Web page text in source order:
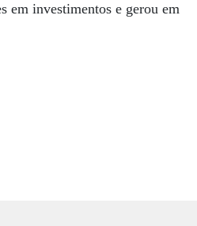
em investimentos e gerou em